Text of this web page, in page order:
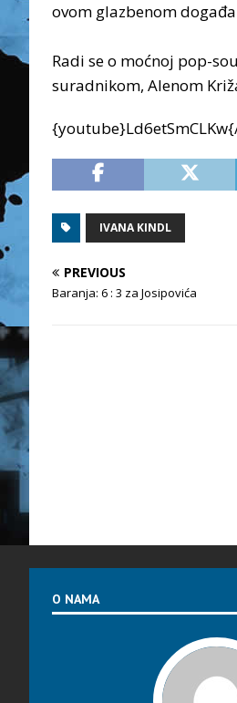
ovom glazbenom
Radi se o moćnoj pop-
suradnikom, Alenom
IVANA KINDL
PREVIOUS
Baranja: 6 : 3 za Josipovića
O NAMA